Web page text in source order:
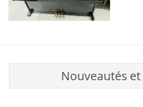
Nouveautés